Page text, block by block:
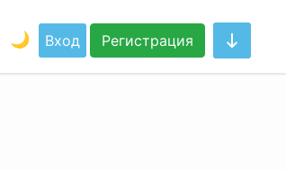
🌙 Вход Регистрация